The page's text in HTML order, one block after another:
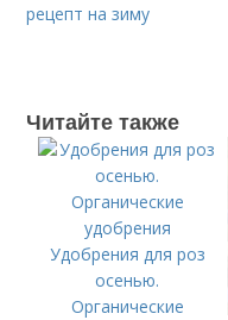
рецепт на зиму
Читайте также
Удобрения для роз
осенью.
Органические